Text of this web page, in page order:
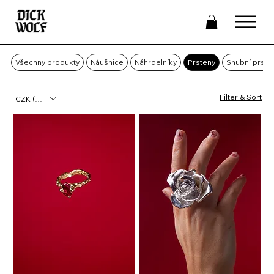
Filter & Sort
CZK (Kč)
Všechny produkty Náušnice Náhrdelníky Prsteny Snubní